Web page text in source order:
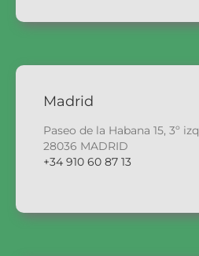
Madrid
Paseo de la Habana 15, 3º izq
28036 MADRID
+34 910 60 87 13